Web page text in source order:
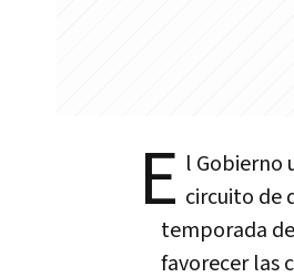
E l Gobierno
circuito de
temporada
favorecer las